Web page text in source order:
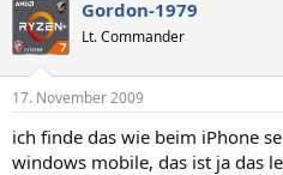
Gordon-1979
Lt. Commander
17. November 2009
ich finde das wie beim iPhone
windows mobile, das ist ja das